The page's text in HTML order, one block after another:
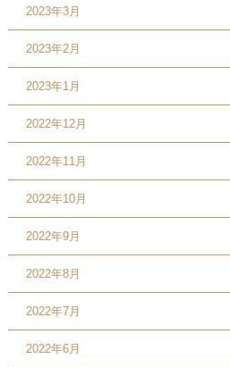
2023年3月
2023年2月
2023年1月
2022年12月
2022年11月
2022年10月
2022年9月
2022年8月
2022年7月
2022年6月